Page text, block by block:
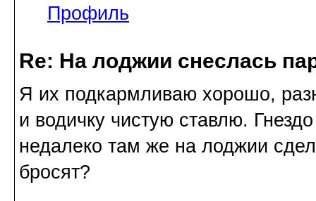
Профиль
Re: На лоджии снеслась
Я их подкармливаю хорошо,
и водичку чистую ставлю.
недалеко там же на лоджии
бросят?